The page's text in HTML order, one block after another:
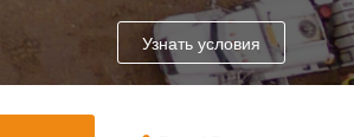
Узнать условия